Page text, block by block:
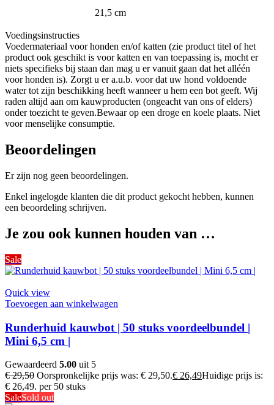
21,5 cm
Voedingsinstructies
Voedermateriaal voor honden en/of katten (zie product titel of het
product ook geschikt is voor katten en van toepassing is, mocht er
niets specifieks bij staan dan mag u er vanuit gaan dat het alléén
voor honden is). Zorgt u er a.u.b. voor dat uw hond voldoende
water tot zijn beschikking heeft wanneer u hem een bot geeft. Wij
raden altijd aan om kauwproducten (ongeacht van ons of elders)
onder toezicht te geven.Bewaar op een droge en koele plaats. Niet
voor menselijke consumptie.
Beoordelingen
Er zijn nog geen beoordelingen.
Enkel ingelogde klanten die dit product gekocht hebben, kunnen
een beoordeling schrijven.
Je zou ook kunnen houden van …
Sale
Quick view
Toevoegen aan winkelwagen
Runderhuid kauwbot | 50 stuks voordeelbundel |
Mini 6,5 cm |
Gewaardeerd 5.00 uit 5
€29,50 Oorspronkelijke prijs was: € 29,50.€ 26,49Huidige prijs is:
€ 26,49. per 50 stuks
SaleSold out